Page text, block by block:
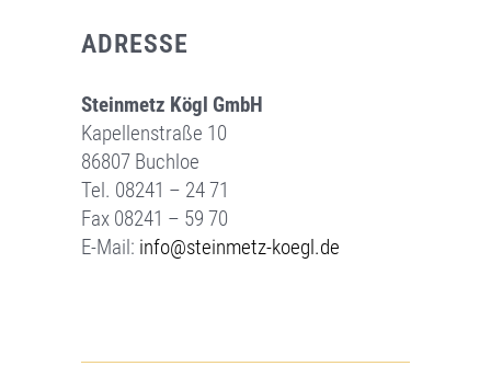
ADRESSE
Steinmetz Kögl GmbH
Kapellenstraße 10
86807 Buchloe
Tel. 08241 – 24 71
Fax 08241 – 59 70
E-Mail: info@steinmetz-koegl.de